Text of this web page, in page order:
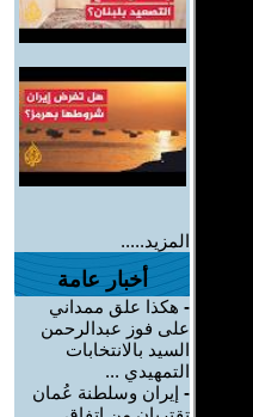
المزيد.....
أخبار عامة
- هكذا علق ممداني
على فوز عبدالرحمن
السيد بالانتخابات
التمهيدي ...
- إيران وسلطنة عُمان